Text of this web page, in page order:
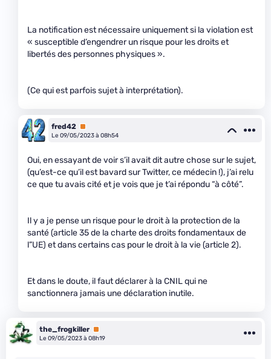
La notification est nécessaire uniquement si la violation est
« susceptible d’engendrer un risque pour les droits et
libertés des personnes physiques ».
(Ce qui est parfois sujet à interprétation).
fred42 Premium
Le 09/05/2023 à 08h54
Oui, en essayant de voir s’il avait dit autre chose sur le sujet,
(qu’est-ce qu’il est bavard sur Twitter, ce médecin !), j’ai relu
ce que tu avais cité et je vois que je t’ai répondu “à côté”.
Il y a je pense un risque pour le droit à la protection de la
santé (article 35 de la charte des droits fondamentaux de
l”UE) et dans certains cas pour le droit à la vie (article 2).
Et dans le doute, il faut déclarer à la CNIL qui ne
sanctionnera jamais une déclaration inutile.
the_frogkiller Premium
Le 09/05/2023 à 08h19